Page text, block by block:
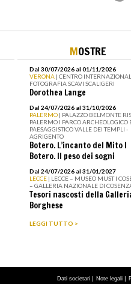
MOSTRE
Dal 30/07/2026 al 01/11/2026
VERONA | CENTRO
FOTOGRAFIA SCAVI SCALIGERI
Dorothea Lange
Dal 24/07/2026 al 31/10/2026
PALERMO | PALAZZO BELMONTE
PALERMO I PARCO ARCHEOLOGICO
PAESAGGISTICO VALLE DEI TEMPLI -
AGRIGENTO
Botero. L’incanto del Mito I
Botero. Il peso dei sogni
Dal 24/07/2026 al 31/01/2027
LECCE | LECCE – MUSEO MUST I
– GALLERIA NAZIONALE DI
Tesori nascosti della
Borghese
LEGGI TUTTO >
Dati societari | Note legali |